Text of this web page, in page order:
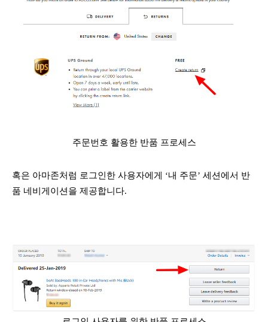
주문번호 활용한 반품 프로세스
혹은 아마존처럼 로그인한 사용자에게 ‘내 주문’ 세션에서 반
품 네비게이션을 제공합니다.